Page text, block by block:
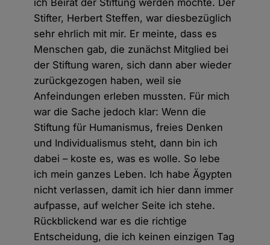
Stifter, Herbert Steffen, war diesbezüglich
sehr ehrlich mit mir. Er meinte, dass es
Menschen gab, die zunächst Mitglied bei
der Stiftung waren, sich dann aber wieder
zurückgezogen haben, weil sie
Anfeindungen erleben mussten. Für mich
war die Sache jedoch klar: Wenn die
Stiftung für Humanismus, freies Denken
und Individualismus steht, dann bin ich
dabei – koste es, was es wolle. So lebe
ich mein ganzes Leben. Ich habe Ägypten
nicht verlassen, damit ich hier dann immer
aufpasse, auf welcher Seite ich stehe.
Rückblickend war es die richtige
Entscheidung, die ich keinen einzigen Tag